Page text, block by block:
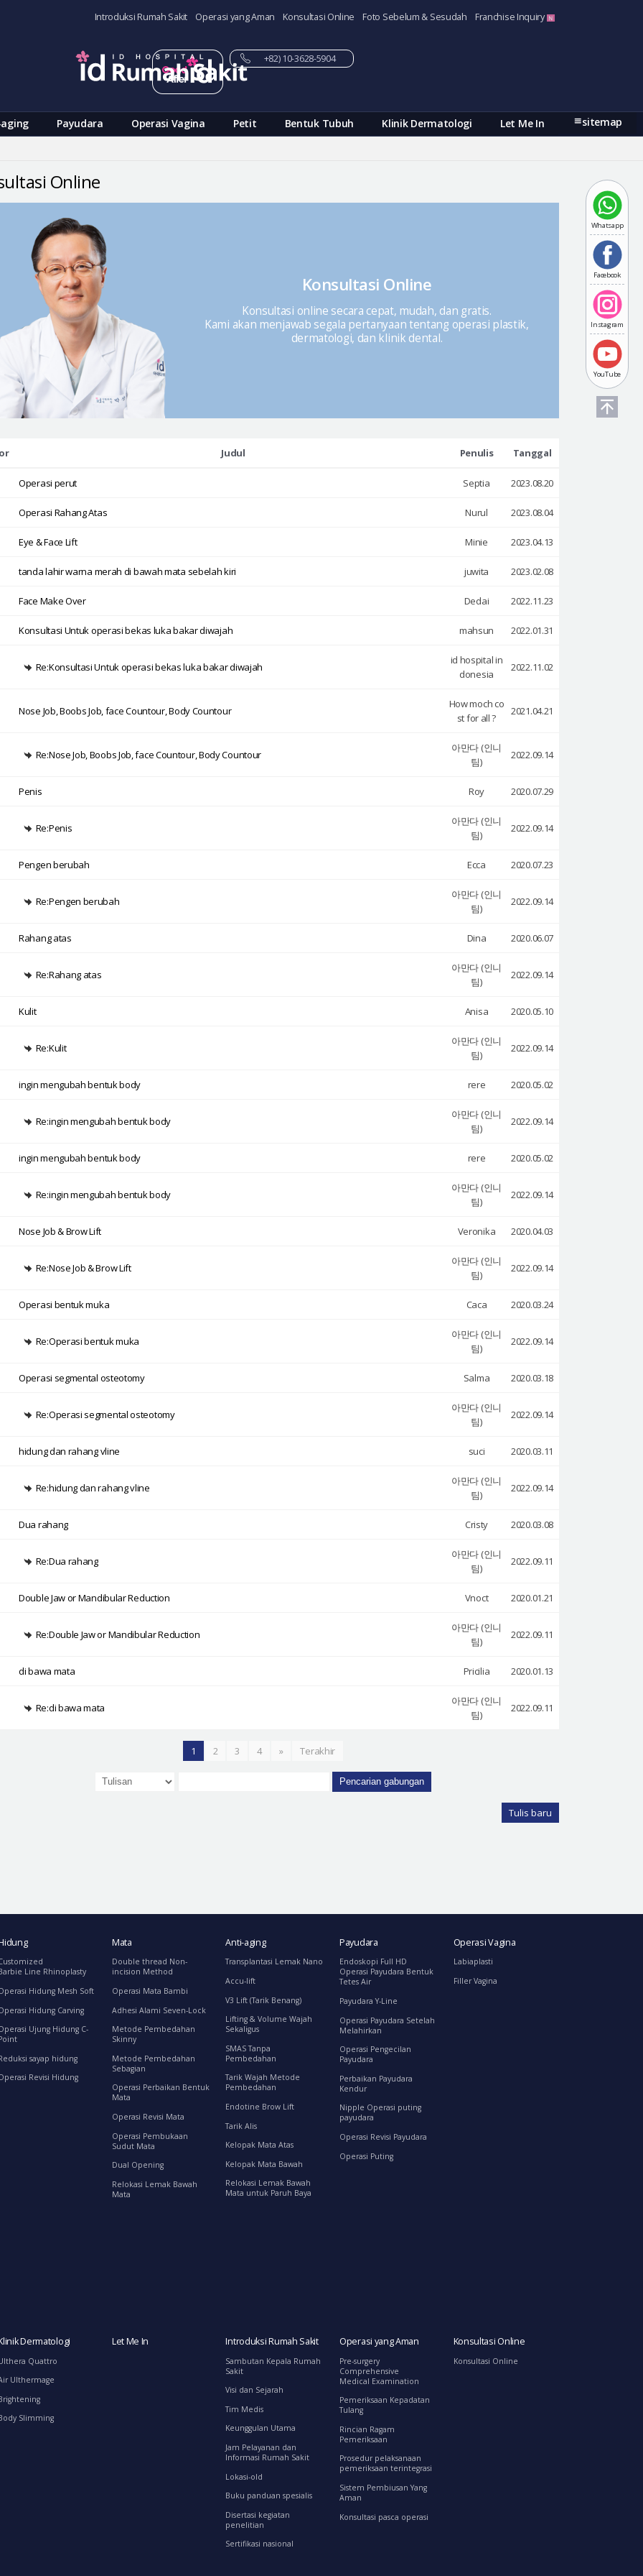
Introduksi Rumah Sakit Operasi yang Aman Konsultasi Online Foto Sebelum & Sesudah Franchise Inquiry
Payudara Operasi Vagina Petit Bentuk Tubuh Klinik Dermatologi Let Me In sitemap
+82) 10-3628-5904
Whatsapp
Facebook
Instagram
YouTube
Online
Konsultasi Online
Konsultasi online secara cepat, mudah, dan gratis.
Kami akan menjawab segala pertanyaan tentang operasi plastik,
dermatologi, dan klinik dental.
Judul Penulis Tanggal
Operasi perut Septia 2023.08.20
Operasi Rahang Atas Nurul 2023.08.04
Eye & Face Lift Minie 2023.04.13
tanda lahir warna merah di bawah mata sebelah kiri juwita 2023.02.08
Face Make Over Dedai 2022.11.23
Konsultasi Untuk operasi bekas luka bakar diwajah mahsun 2022.01.31
Re:Konsultasi Untuk operasi bekas luka bakar diwajah
id hospital in
donesia
2022.11.02
Nose Job, Boobs Job, face Countour, Body Countour
How moch co
st for all ?
2021.04.21
Re:Nose Job, Boobs Job, face Countour, Body Countour
아만다 (인니
팀)
2022.09.14
Penis Roy 2020.07.29
Re:Penis
아만다 (인니
팀)
2022.09.14
Pengen berubah Ecca 2020.07.23
Re:Pengen berubah
아만다 (인니
팀)
2022.09.14
Rahang atas Dina 2020.06.07
Re:Rahang atas
아만다 (인니
팀)
2022.09.14
Kulit Anisa 2020.05.10
Re:Kulit
아만다 (인니
팀)
2022.09.14
ingin mengubah bentuk body rere 2020.05.02
Re:ingin mengubah bentuk body
아만다 (인니
팀)
2022.09.14
ingin mengubah bentuk body rere 2020.05.02
Re:ingin mengubah bentuk body
아만다 (인니
팀)
2022.09.14
Nose Job & Brow Lift Veronika 2020.04.03
Re:Nose Job & Brow Lift
아만다 (인니
팀)
2022.09.14
Operasi bentuk muka Caca 2020.03.24
Re:Operasi bentuk muka
아만다 (인니
팀)
2022.09.14
Operasi segmental osteotomy Salma 2020.03.18
Re:Operasi segmental osteotomy
아만다 (인니
팀)
2022.09.14
hidung dan rahang vline suci 2020.03.11
Re:hidung dan rahang vline
아만다 (인니
팀)
2022.09.14
Dua rahang Cristy 2020.03.08
Re:Dua rahang
아만다 (인니
팀)
2022.09.11
Double Jaw or Mandibular Reduction Vnoct 2020.01.21
Re:Double Jaw or Mandibular Reduction
아만다 (인니
팀)
2022.09.11
di bawa mata Pricilia 2020.01.13
Re:di bawa mata
아만다 (인니
팀)
2022.09.11
1 2 3 4 » Terakhir
Pencarian gabungan
Tulis baru
Line Rhinoplasty
Hidung Mesh Soft
Hidung Carving
Ujung Hidung C-
sayap hidung
Revisi Hidung
Mata
Double thread Non-
incision Method
Operasi Mata Bambi
Adhesi Alami Seven-Lock
Metode Pembedahan
Skinny
Metode Pembedahan
Sebagian
Operasi Perbaikan Bentuk
Mata
Operasi Revisi Mata
Operasi Pembukaan
Sudut Mata
Dual Opening
Relokasi Lemak Bawah
Mata
Anti-aging
Transplantasi Lemak Nano
Accu-lift
V3 Lift (Tarik Benang)
Lifting & Volume Wajah
Sekaligus
SMAS Tanpa
Pembedahan
Tarik Wajah Metode
Pembedahan
Endotine Brow Lift
Tarik Alis
Kelopak Mata Atas
Kelopak Mata Bawah
Relokasi Lemak Bawah
Mata untuk Paruh Baya
Payudara
Endoskopi Full HD
Operasi Payudara Bentuk
Tetes Air
Payudara Y-Line
Operasi Payudara Setelah
Melahirkan
Operasi Pengecilan
Payudara
Perbaikan Payudara
Kendur
Nipple Operasi puting
payudara
Operasi Revisi Payudara
Operasi Puting
Operasi Vagina
Labiaplasti
Filler Vagina
Dermatologi
Quattro
Ulthermage
Slimming
Let Me In Introduksi Rumah Sakit
Sambutan Kepala Rumah
Sakit
Visi dan Sejarah
Tim Medis
Keunggulan Utama
Jam Pelayanan dan
Informasi Rumah Sakit
Lokasi-old
Buku panduan spesialis
Disertasi kegiatan
penelitian
Sertifikasi nasional
Operasi yang Aman
Pre-surgery
Comprehensive
Medical Examination
Pemeriksaan Kepadatan
Tulang
Rincian Ragam
Pemeriksaan
Prosedur pelaksanaan
pemeriksaan terintegrasi
Sistem Pembiusan Yang
Aman
Konsultasi pasca operasi
Konsultasi Online
Konsultasi Online